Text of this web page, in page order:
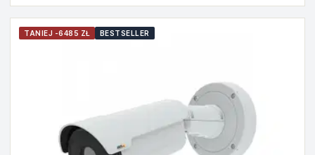
TANIEJ -6485 ZŁ BESTSELLER